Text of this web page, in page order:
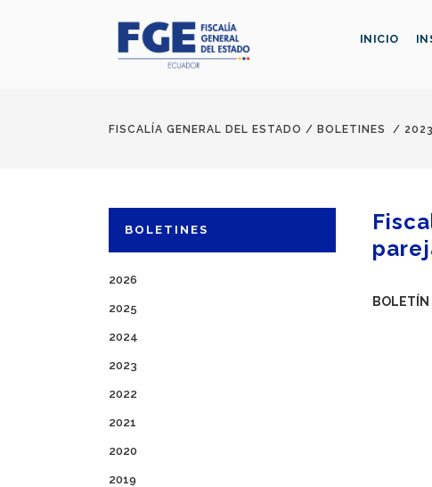
INICIO
FISCALÍA GENERAL DEL ESTADO / BOLETINES / 2023
BOLETINES
2026
2025
2024
2023
2022
2021
2020
2019